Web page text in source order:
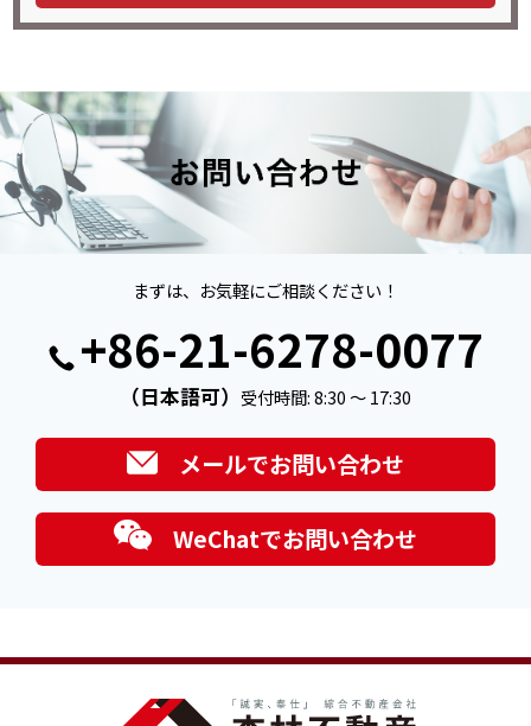
まずは、お気軽にご相談ください！
+86-21-6278-0077
（日本語可） 受付時間: 8:30 ～ 17:30
メールでお問い合わせ
WeChatでお問い合わせ